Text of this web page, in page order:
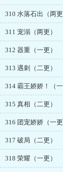
310 水落石出（两更
311 宠溺（两更）
312 器重（一更）
313 遇刺（二更）
314 霸王娇娇！（一
315 真相（二更）
316 团宠娇娇（一更
317 破局（二更）
318 荣耀（一更）